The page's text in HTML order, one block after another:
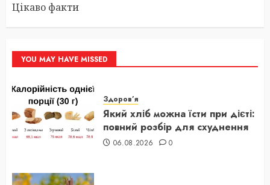
Цікаво факти
YOU MAY HAVE MISSED
Здоров’я
Який хліб можна їсти при дієті:
повний розбір для схуднення
06.08.2026 0